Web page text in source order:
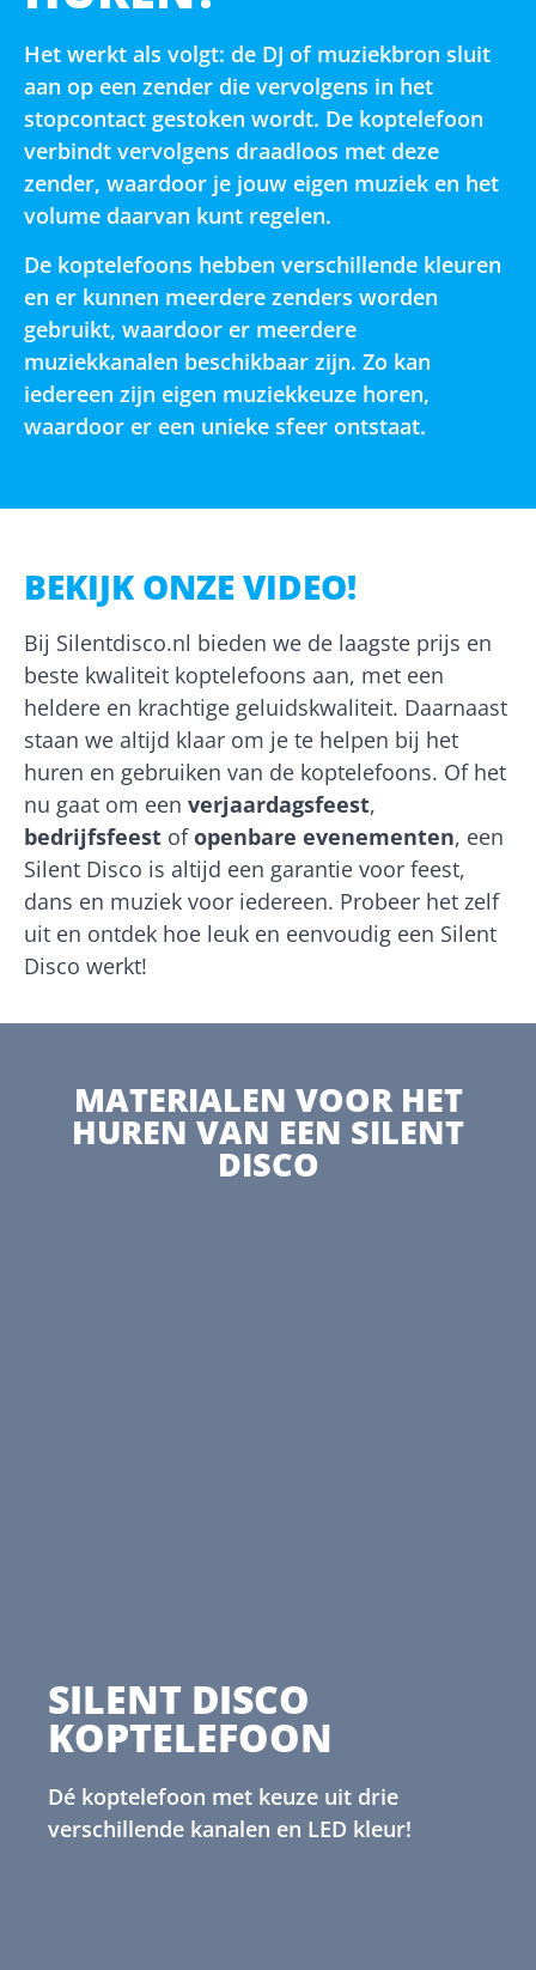
Het werkt als volgt: de DJ of muziekbron sluit
aan op een zender die vervolgens in het
stopcontact gestoken wordt. De koptelefoon
verbindt vervolgens draadloos met deze
zender, waardoor je jouw eigen muziek en het
volume daarvan kunt regelen.
De koptelefoons hebben verschillende kleuren
en er kunnen meerdere zenders worden
gebruikt, waardoor er meerdere
muziekkanalen beschikbaar zijn. Zo kan
iedereen zijn eigen muziekkeuze horen,
waardoor er een unieke sfeer ontstaat.
BEKIJK ONZE VIDEO!
Bij Silentdisco.nl bieden we de laagste prijs en
beste kwaliteit koptelefoons aan, met een
heldere en krachtige geluidskwaliteit. Daarnaast
staan we altijd klaar om je te helpen bij het
huren en gebruiken van de koptelefoons. Of het
nu gaat om een verjaardagsfeest,
bedrijfsfeest ofopenbare evenementen, een
Silent Disco is altijd een garantie voor feest,
dans en muziek voor iedereen. Probeer het zelf
uit en ontdek hoe leuk en eenvoudig een Silent
Disco werkt!
MATERIALEN VOOR HET
HUREN VAN EEN SILENT
DISCO
SILENT DISCO
KOPTELEFOON
Dé koptelefoon met keuze uit drie
verschillende kanalen en LED kleur!